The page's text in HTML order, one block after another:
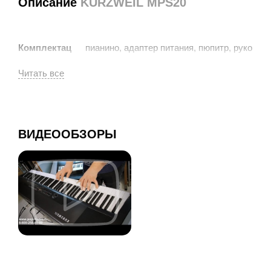
Комплектац
пианино, адаптер питания, пюпитр,
Гарантия:
Особенности цифрового пианино Kurzweil
MPS20
Цифровое пианино, способное понравится и
любителям, и профессионалам – это Kurzweil MPS20.
Модель, появившаяся на свет как старший брат MPS10
(пришла на смену Kurzweil Mark-Pro TWOiS), обладает
широкими возможностями, помогающими воплотить
ВИДЕООБЗОРЫ